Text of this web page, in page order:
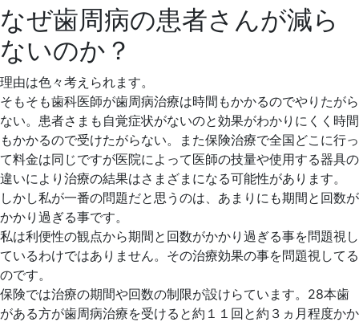
なぜ歯周病の患者さんが減ら
ないのか？
理由は色々考えられます。
そもそも歯科医師が歯周病治療は時間もかかるのでやりたがら
ない。患者さまも自覚症状がないのと効果がわかりにくく時間
もかかるので受けたがらない。また保険治療で全国どこに行っ
て料金は同じですが医院によって医師の技量や使用する器具の
違いにより治療の結果はさまざまになる可能性があります。
しかし私が一番の問題だと思うのは、あまりにも期間と回数が
かかり過ぎる事です。
私は利便性の観点から期間と回数がかかり過ぎる事を問題視し
ているわけではありません。その治療効果の事を問題視してる
のです。
保険では治療の期間や回数の制限が設けらています。28本歯
がある方が歯周病治療を受けると約１１回と約３ヵ月程度かか